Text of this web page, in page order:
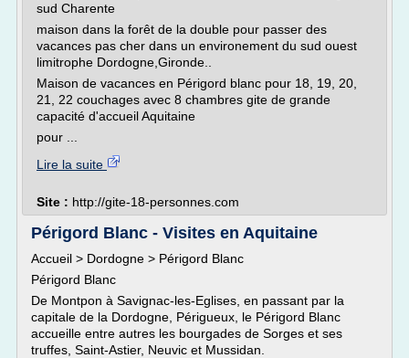
sud Charente
maison dans la forêt de la double pour passer des
vacances pas cher dans un environement du sud ouest
limitrophe Dordogne,Gironde..
Maison de vacances en Périgord blanc pour 18, 19, 20,
21, 22 couchages avec 8 chambres gite de grande
capacité d'accueil Aquitaine
pour ...
Lire la suite
Site : http://gite-18-personnes.com
Périgord Blanc - Visites en Aquitaine
Accueil > Dordogne > Périgord Blanc
Périgord Blanc
De Montpon à Savignac-les-Eglises, en passant par la
capitale de la Dordogne, Périgueux, le Périgord Blanc
accueille entre autres les bourgades de Sorges et ses
truffes, Saint-Astier, Neuvic et Mussidan.